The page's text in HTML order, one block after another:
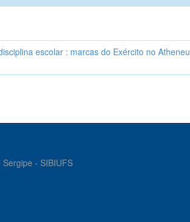
escolar : marcas do Exército no Atheneu
- SIBIUFS